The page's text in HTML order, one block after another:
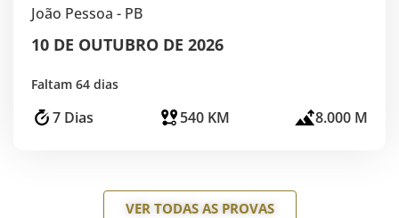
João Pessoa - PB
10 DE OUTUBRO DE 2026
Faltam 64 dias
7 Dias 540 KM 8.000 M
VER TODAS AS PROVAS